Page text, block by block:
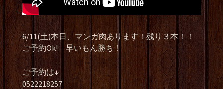
6/11(土)本日、マンガ肉あります！残り３本！！
ご予約Ok! 早いもん勝ち！
ご予約は↓
0522218257